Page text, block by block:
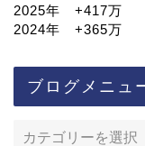
2025年 +417万
2024年 +365万
ブログメニュ